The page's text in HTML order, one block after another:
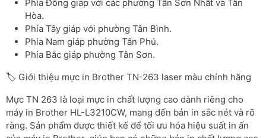
Phía Đông giáp với các phường Tân Sơn Nhất và Tân
Hòa.
Phía Tây giáp với phường Tân Bình.
Phía Nam giáp phường Tân Phú.
Phía Bắc giáp phường Tân Sơn.
🏷️ Giới thiệu mực in Brother TN-263 laser màu chính hãng
Mực TN 263 là loại mực in chất lượng cao dành riêng cho
máy in Brother HL-L3210CW, mang đến bản in sắc nét và rõ
ràng. Sản phẩm được thiết kế để tối ưu hóa hiệu suất in ấn